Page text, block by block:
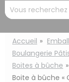
Mots
clés
:
Accueil
Boulangerie
Boites à bûche
Boite à bûche «